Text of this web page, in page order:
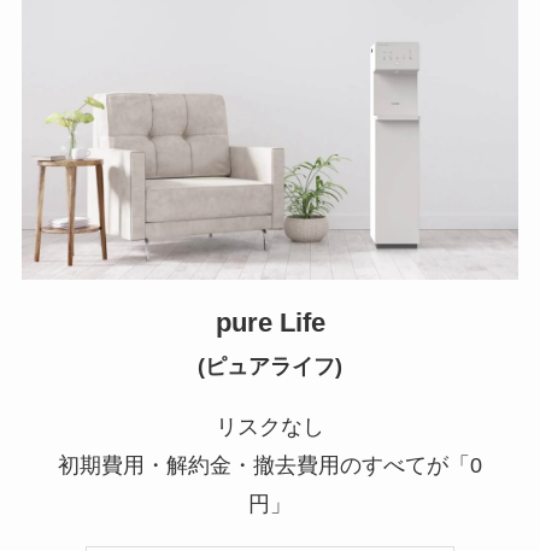
pure Life
(ピュアライフ)
リスクなし
初期費用・解約金・撤去費用のすべてが「0
円」